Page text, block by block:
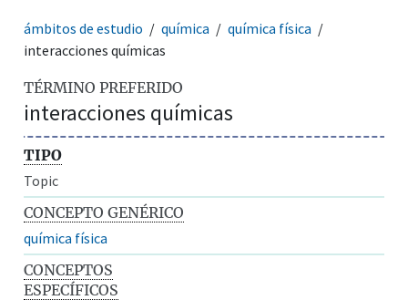
ámbitos de estudio química
química física
interacciones químicas
TÉRMINO PREFERIDO
interacciones químicas
TIPO
Topic
CONCEPTO GENÉRICO
química física
CONCEPTOS
ESPECÍFICOS